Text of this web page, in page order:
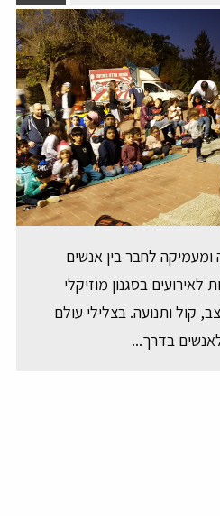
לחבר בין אנשים
בסגנון מוזיקלי
קול ותנועה. בצלילי עולם
בדרך...